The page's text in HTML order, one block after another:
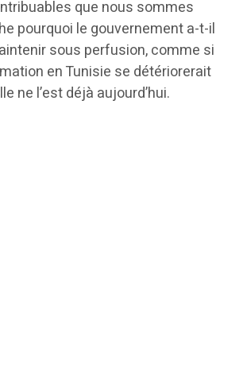
que nous sommes
pourquoi le gouvernement a-t-il
sous perfusion, comme si
en Tunisie se détériorerait
ne l’est déjà aujourd’hui.